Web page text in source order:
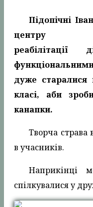
Підопічні
центру
дуже старалися
класі, аби
канапки.
Творча страва
в учасників.
Наприкінці
спілкувалися у